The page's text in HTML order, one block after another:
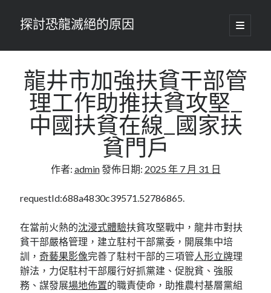
探討恐龍滅絕的原因
開
啟
要
單
龍井市加強扶貧干部管
理工作助推扶貧攻堅_
中國扶貧在線_國家扶
貧門戶
作者: admin發佈日期: 2025 年 7 月 31 日
requestId:688a4830c39571.52786865.
在當前火熱的沈浸式體驗扶貧攻堅戰中，龍井市對扶
貧干部嚴格管理，建立駐村干部黨委，開展集中培
訓，奇藝果影像完善了駐村干部的三項管人形立牌理
辦法，力促駐村干部履行好抓黨建、促脫貧、強服
務、謀發展場地佈置的職責使命，助推農村基層黨組